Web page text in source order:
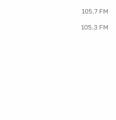
105.7 FM
105.3 FM